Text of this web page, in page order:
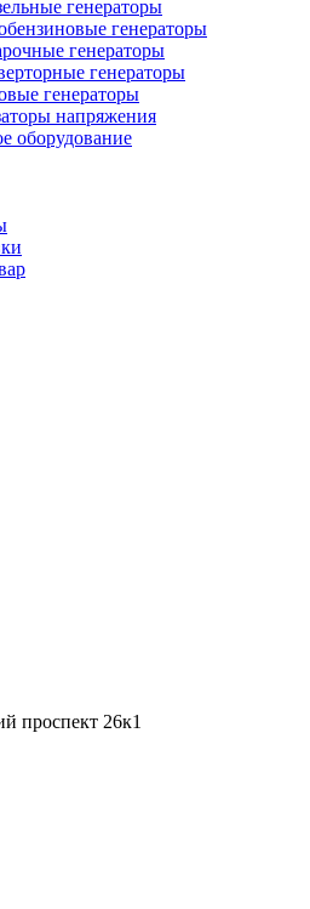
генераторы
генераторы
генераторы
генераторы
генераторы
напряжения
оборудование
проспект 26к1